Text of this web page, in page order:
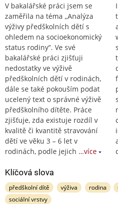
V bakalářské práci jsem se
zaměřila na téma ,,Analýza
výživy předškolních dětí s
ohledem na socioekonomický
status rodiny“. Ve své
bakalářské práci zjišťuji
nedostatky ve výživě
předškolních dětí v rodinách,
dále se také pokouším podat
ucelený text o správné výživě
předškolního dítěte. Práce
zjišťuje, zda existuje rozdíl v
kvalitě či kvantitě stravování
dětí ve věku 3 – 6 let v
rodinách, podle jejich …více
Klíčová slova
předškolní dítě výživa rodina
sociální vrstvy